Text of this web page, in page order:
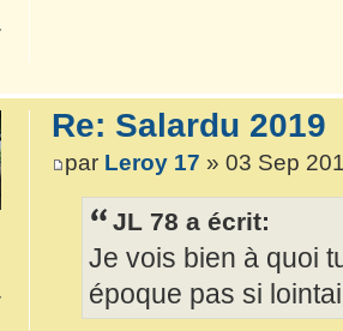
Re: Salardu 2019
par Leroy 17 » 03 Sep
JL 78 a écrit:
Je vois bien à quoi
époque pas si